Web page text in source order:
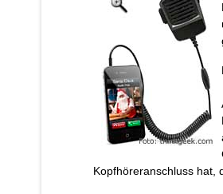
Kopfhöreranschluss hat,